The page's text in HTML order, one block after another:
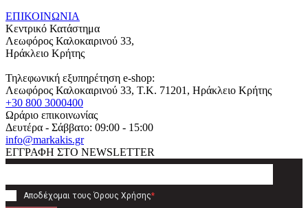
ΕΠΙΚΟΙΝΩΝΙΑ
Κεντρικό Κατάστημα
Λεωφόρος Καλοκαιρινού 33,
Ηράκλειο Κρήτης
Τηλεφωνική εξυπηρέτηση e-shop:
Λεωφόρος Καλοκαιρινού 33, T.K. 71201 , Ηράκλειο Κρήτης
+30 800 3000400
Ωράριο επικοινωνίας
Δευτέρα - Σάββατο: 09:00 - 15:00
info@markakis.gr
ΕΓΓΡΑΦΗ ΣΤΟ NEWSLETTER
Αποδέχομαι τους Όρους Χρήσης*